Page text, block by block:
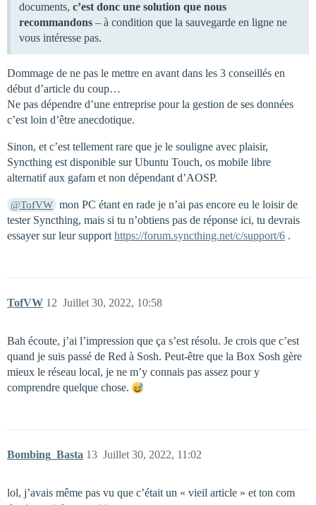
documents, c’est donc une solution que nous
recommandons – à condition que la sauvegarde en ligne ne
vous intéresse pas.
Dommage de ne pas le mettre en avant dans les 3 conseillés en
début d’article du coup…
Ne pas dépendre d’une entreprise pour la gestion de ses données
c’est loin d’être anecdotique.
Sinon, et c’est tellement rare que je le souligne avec plaisir,
Syncthing est disponible sur Ubuntu Touch, os mobile libre
alternatif aux gafam et non dépendant d’AOSP.
@TofVW mon PC étant en rade je n’ai pas encore eu le loisir de
tester Syncthing, mais si tu n’obtiens pas de réponse ici, tu devrais
essayer sur leur support https://forum.syncthing.net/c/support/6 .
TofVW Juillet 30, 2022, 10:58
12
Bah écoute, j’ai l’impression que ça s’est résolu. Je crois que c’est
quand je suis passé de Red à Sosh. Peut-être que la Box Sosh gère
mieux le réseau local, je ne m’y connais pas assez pour y
comprendre quelque chose.
Bombing_Basta Juillet 30, 2022, 11:02
13
lol, j’avais même pas vu que c’était un « vieil article » et ton com